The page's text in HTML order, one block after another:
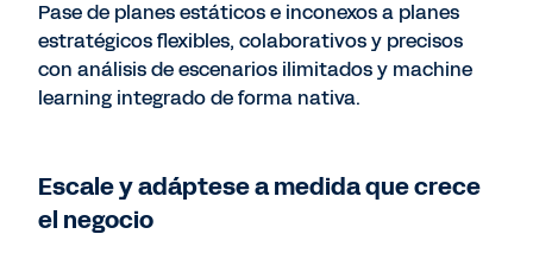
Pase de planes estáticos e inconexos a planes
estratégicos flexibles, colaborativos y precisos
con análisis de escenarios ilimitados y machine
learning integrado de forma nativa.
Escale y adáptese a medida que crece
el negocio